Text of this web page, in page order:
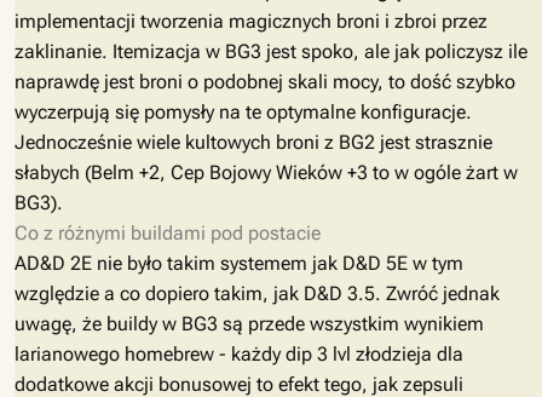
implementacji tworzenia magicznych broni i zbroi przez
zaklinanie. Itemizacja w BG3 jest spoko, ale jak policzysz ile
naprawdę jest broni o podobnej skali mocy, to dość szybko
wyczerpują się pomysły na te optymalne konfiguracje.
Jednocześnie wiele kultowych broni z BG2 jest strasznie
słabych (Belm +2, Cep Bojowy Wieków +3 to w ogóle żart w
BG3).
Co z różnymi buildami pod postacie
AD&D 2E nie było takim systemem jak D&D 5E w tym
względzie a co dopiero takim, jak D&D 3.5. Zwróć jednak
uwagę, że buildy w BG3 są przede wszystkim wynikiem
larianowego homebrew - każdy dip 3 lvl złodzieja dla
dodatkowe akcji bonusowej to efekt tego, jak zepsuli